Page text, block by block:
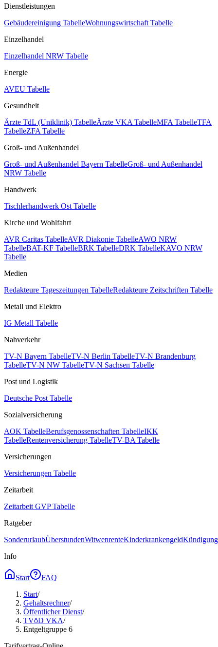
Dienstleistungen
Gebäudereinigung TabelleWohnungswirtschaft Tabelle
Einzelhandel
Einzelhandel NRW Tabelle
Energie
AVEU Tabelle
Gesundheit
Ärzte TdL (Uniklinik) TabelleÄrzte VKA TabelleMFA TabelleTFA
TabelleZFA Tabelle
Groß- und Außenhandel
Groß- und Außenhandel Bayern TabelleGroß- und Außenhandel
NRW Tabelle
Handwerk
Tischlerhandwerk Ost Tabelle
Kirche und Wohlfahrt
AVR Caritas TabelleAVR Diakonie TabelleAWO NRW
TabelleBAT-KF TabelleBRK TabelleDRK TabelleKAVO NRW
Tabelle
Medien
Redakteure Tageszeitungen TabelleRedakteure Zeitschriften Tabelle
Metall und Elektro
IG Metall Tabelle
Nahverkehr
TV-N Bayern TabelleTV-N Berlin TabelleTV-N Brandenburg
TabelleTV-N NW TabelleTV-N Sachsen Tabelle
Post und Logistik
Deutsche Post Tabelle
Sozialversicherung
AOK TabelleBerufsgenossenschaften TabelleIKK
TabelleRentenversicherung TabelleTV-BA Tabelle
Versicherungen
Versicherungen Tabelle
Zeitarbeit
Zeitarbeit GVP Tabelle
Ratgeber
SonderurlaubÜberstundenWitwenrenteKinderkrankengeld
Info
Start
FAQ
Start/
Gehaltsrechner/
Öffentlicher Dienst/
TVöD VKA/
Entgeltgruppe 6